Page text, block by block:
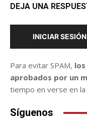
DEJA UNA
INICIAR
Para evitar SPAM,
aprobados por un
tiempo en verse en la
Síguenos